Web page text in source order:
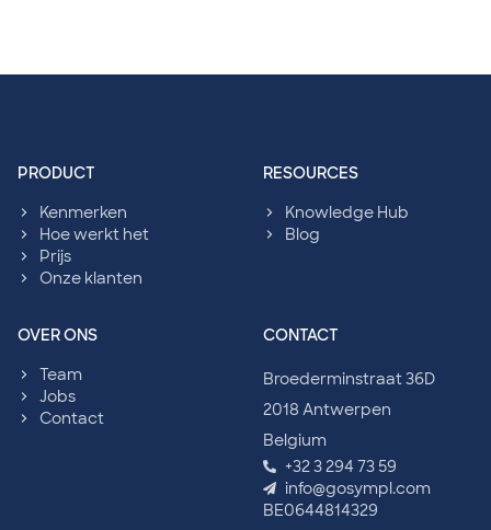
sympl: Footer navigation
PRODUCT
Kenmerken
Hoe werkt het
Prijs
Onze klanten
RESOURCES
Knowledge Hub
Blog
OVER ONS
Team
Jobs
Contact
CONTACT
Broederminstraat 36D
2018 Antwerpen
Belgium
+32 3 294 73 59
info@gosympl.com
BE0644814329